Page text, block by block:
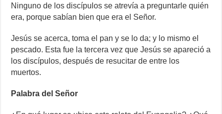
Ninguno de los discípulos se atrevía a preguntarle quién
era, porque sabían bien que era el Señor.
Jesús se acerca, toma el pan y se lo da; y lo mismo el
pescado. Esta fue la tercera vez que Jesús se apareció a
los discípulos, después de resucitar de entre los
muertos.
Palabra del Señor